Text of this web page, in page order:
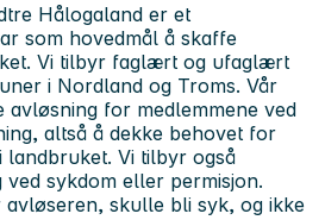
Hålogaland er et
som hovedmål å skaffe
Vi tilbyr faglært og ufaglært
i Nordland og Troms. Vår
avløsning for medlemmene ved
altså å dekke behovet for
landbruket. Vi tilbyr også
sykdom eller permisjon.
skulle bli syk, og ikke